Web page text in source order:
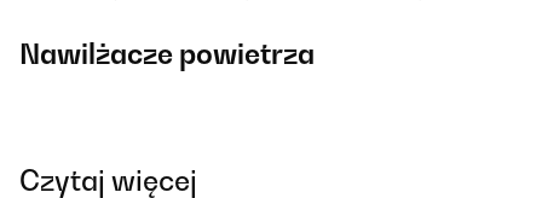
Nawilżacze powietrza
Czytaj więcej